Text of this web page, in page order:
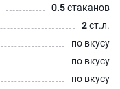
0.5стаканов
2ст.л.
по вкусу
по вкусу
по вкусу